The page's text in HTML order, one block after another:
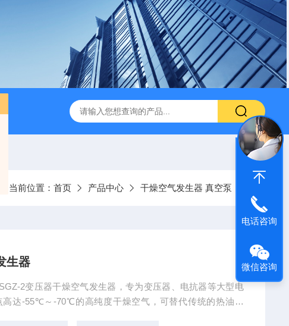
复合绝缘子拉力试验机 矿用电缆打压设备 超低频耐
当前位置： 首页 产品中心 干燥空气发生器 真空泵
生器
2变压器干燥空气发生器，专为变压器、电抗器等大型电
高达-55℃～-70℃的高纯度干燥空气，可替代传统的热油循
电话咨询
微信咨询